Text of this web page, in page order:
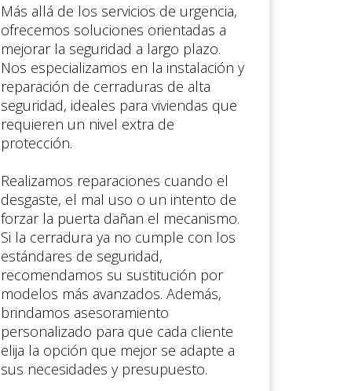
Más allá de los servicios de urgencia,
ofrecemos soluciones orientadas a
mejorar la seguridad a largo plazo.
Nos especializamos en la instalación y
reparación de cerraduras de alta
seguridad, ideales para viviendas que
requieren un nivel extra de
protección.
Realizamos reparaciones cuando el
desgaste, el mal uso o un intento de
forzar la puerta dañan el mecanismo.
Si la cerradura ya no cumple con los
estándares de seguridad,
recomendamos su sustitución por
modelos más avanzados. Además,
brindamos asesoramiento
personalizado para que cada cliente
elija la opción que mejor se adapte a
sus necesidades y presupuesto.